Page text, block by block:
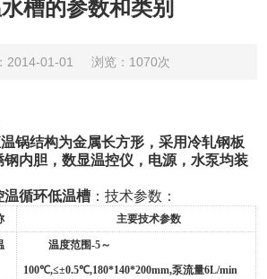
槽的参数和类别
2014-01-01 浏览：1070次
锅结构为金属长方形，采用冷轧钢板
内胆，数显温控仪，电源，水泵均装
温循环低温槽 ：技术参数：
主要技术参数
温度范围-5～
100℃,≤±0.5℃,180*140*200mm,泵流量6L/min